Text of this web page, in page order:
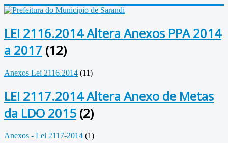
LEI 2116.2014 Altera Anexos PPA 2014
a 2017 (12)
Anexos Lei 2116.2014 (11)
LEI 2117.2014 Altera Anexo de Metas
da LDO 2015 (2)
Anexos - Lei 2117-2014 (1)